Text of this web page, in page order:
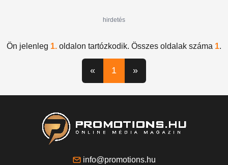
hirdetés
Ön jelenleg 1. oldalon tartózkodik. Összes oldalak száma 1.
« 1 »
info@promotions.hu